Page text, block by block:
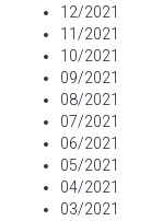
12/2021
11/2021
10/2021
09/2021
08/2021
07/2021
06/2021
05/2021
04/2021
03/2021